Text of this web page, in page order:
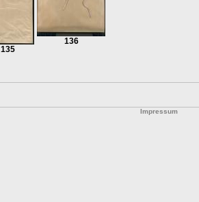
135
136
Impressum